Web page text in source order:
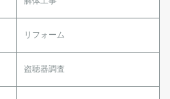
リフォーム
盗聴器調査